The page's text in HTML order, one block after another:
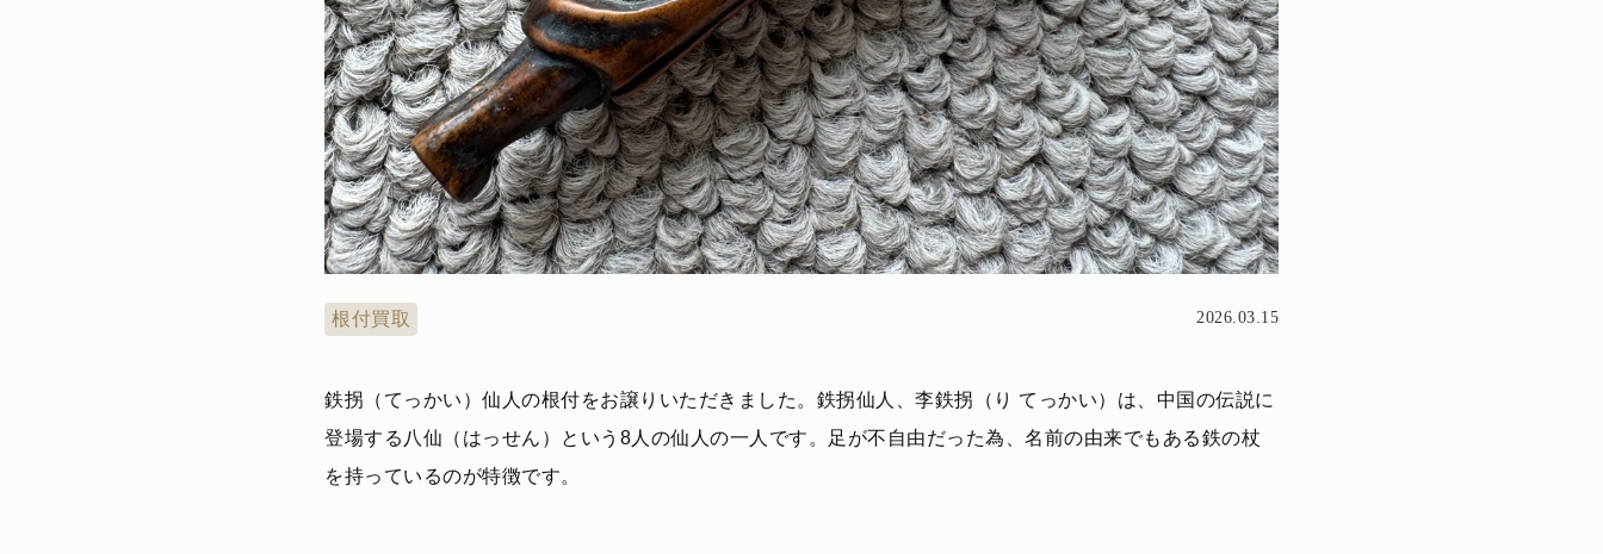
根付買取 2026.03.15
鉄拐（てっかい）仙人の根付をお譲りいただきました。鉄拐仙人、李鉄拐（り てっかい）は、中国の伝説に
登場する八仙（はっせん）という8人の仙人の一人です。足が不自由だった為、名前の由来でもある鉄の杖
を持っているのが特徴です。